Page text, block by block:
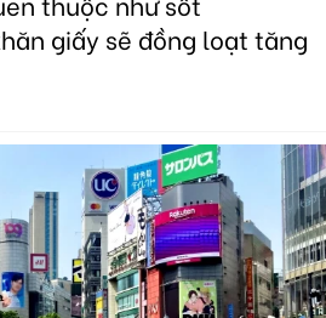
giấy sẽ đồng loạt tăng